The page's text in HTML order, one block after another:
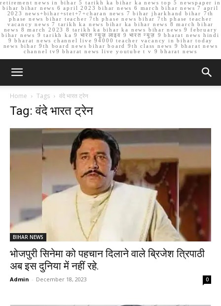
retirement news in bihar 5 tarikh ka bihar ka news top 5 newspaper in
bihar bihar news 6 april 2023 bihar news 6 march bihar news 7 april
2023 news+bihar+stet+7+charan news 7 bihar jharkhand bihar 7th
phase news bihar teacher 7th phase news bihar 7th phase teacher
vacancy news 7 tarikh ka news bihar ka bihar news 8 march bihar
news 8 march 2023 8 tarikh ka bihar ka news bihar news 9 february
bihar news 9 tarikh ka 9 भारत न्यूज़ लाइव 9 भारत न्यूज़ 9 bharat news hindi
9 bharat news channel live 94000 teacher vacancy in bihar today
news bihar 9th board news bihar board 9th class news 9 bharat news
channel tv9 bharat news live youtube t v 9 bharat news
Home Tags वंदे भारत ट्रेन
Tag: वंदे भारत ट्रेन
BIHAR NEWS
भोजपुरी सिनेमा को पहचान दिलाने वाले ब्रिजेश त्रिपाठी
अब इस दुनिया में नहीं रहे.
Admin - December 18, 2023 0